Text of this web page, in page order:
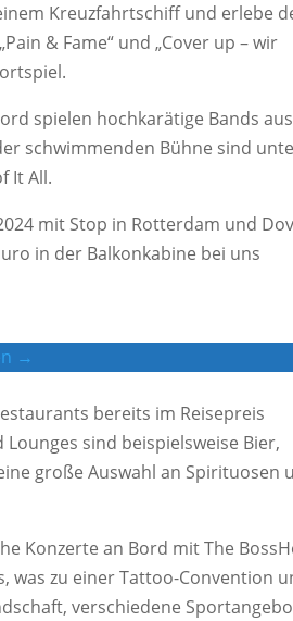
Kreuzfahrtschiff und erlebe
& Fame“ und „Cover up – wir
spielen hochkarätige Bands aus
schwimmenden Bühne sind
It All.
mit Stop in Rotterdam und
in der Balkonkabine bei uns
→
bereits im Reisepreis
sind beispielsweise Bier,
große Auswahl an Spirituosen
Konzerte an Bord mit The
was zu einer Tattoo-Convention
verschiedene